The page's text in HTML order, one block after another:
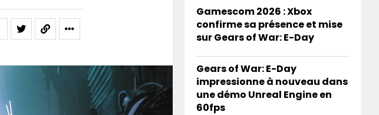
Gamescom 2026 : Xbox
confirme sa présence et mise
sur Gears of War: E-Day
Gears of War: E-Day
impressionne à nouveau dans
une démo Unreal Engine en
60fps